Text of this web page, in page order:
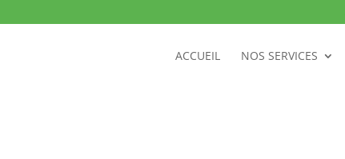
ACCUEIL NOS SERVICES